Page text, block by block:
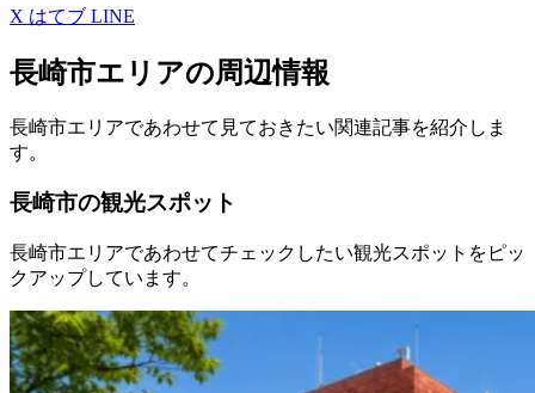
X はてブ LINE
長崎市エリアの周辺情報
長崎市エリアであわせて見ておきたい関連記事を紹介しま
す。
長崎市の観光スポット
長崎市エリアであわせてチェックしたい観光スポットをピッ
クアップしています。